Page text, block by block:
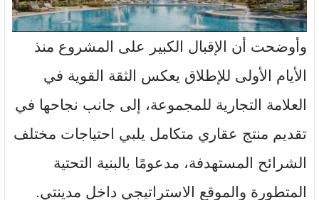
وأوضحت أن الإقبال الكبير على المشروع منذ
الأيام الأولى للإطلاق يعكس الثقة القوية في
العلامة التجارية للمجموعة، إلى جانب نجاحها في
تقديم منتج عقاري متكامل يلبي احتياجات مختلف
الشرائح المستهدفة، مدعومًا بالبنية التحتية
المتطورة والموقع الاستراتيجي داخل مدينتي.